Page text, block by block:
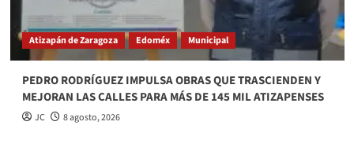
Atizapán de Zaragoza Edoméx Municipal
PEDRO RODRÍGUEZ IMPULSA OBRAS QUE TRASCIENDEN Y
MEJORAN LAS CALLES PARA MÁS DE 145 MIL ATIZAPENSES
JC 8 agosto, 2026